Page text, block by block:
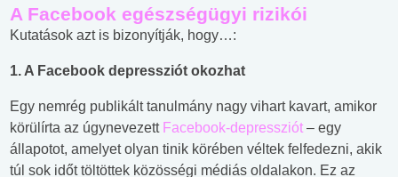
A Facebook egészségügyi rizikói
Kutatások azt is bizonyítják, hogy…:
1. A Facebook depressziót okozhat
Egy nemrég publikált tanulmány nagy vihart kavart, amikor
körülírta az úgynevezett Facebook-depressziót – egy
állapotot, amelyet olyan tinik körében véltek felfedezni, akik
túl sok időt töltöttek közösségi médiás oldalakon. Ez az